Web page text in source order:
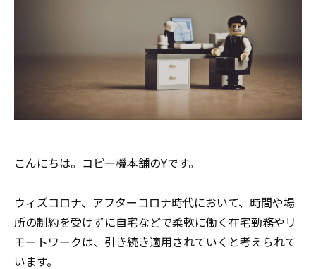
こんにちは。コピー機本舗のYです。
ウィズコロナ、アフターコロナ時代において、時間や場
所の制約を受けずに自宅などで柔軟に働く在宅勤務やリ
モートワークは、引き続き適用されていくと考えられて
います。